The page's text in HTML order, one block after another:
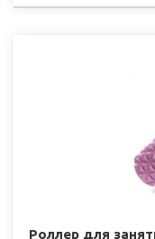
Роллер для